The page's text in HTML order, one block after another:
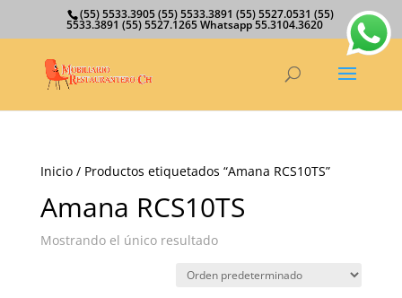
(55) 5533.3905 (55) 5533.3891 (55) 5527.0531 (55)
5533.3891 (55) 5527.1265 Whatsapp 55.3104.3620
Inicio/ Productos etiquetados “Amana RCS10TS”
Amana RCS10TS
Mostrando el único resultado